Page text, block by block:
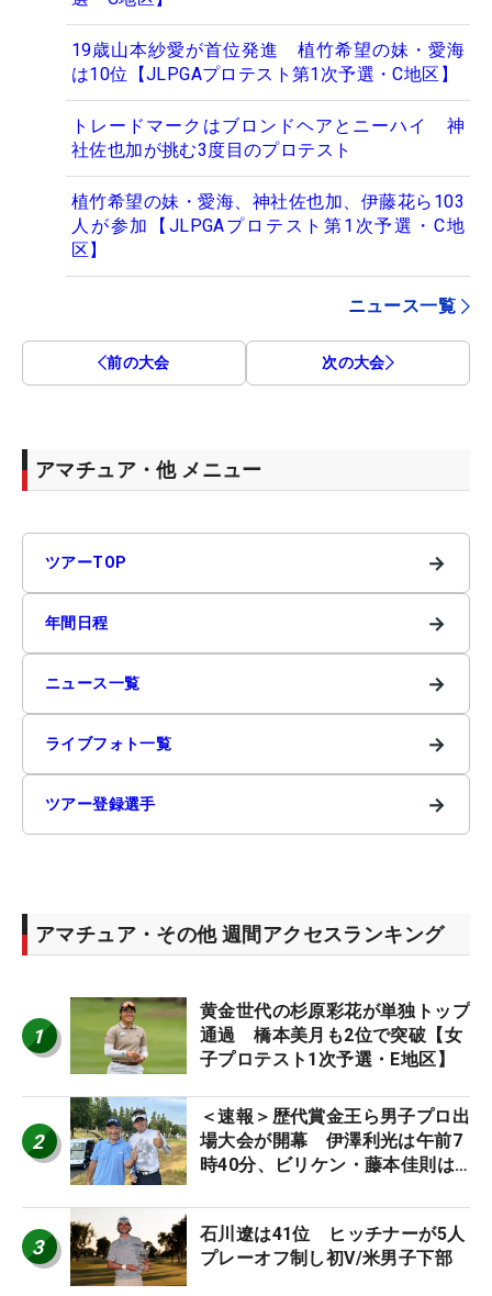
19歳山本紗愛が首位発進 植竹希望の妹・愛海
は10位【JLPGAプロテスト第1次予選・C地区】
トレードマークはブロンドヘアとニーハイ 神
社佐也加が挑む3度目のプロテスト
植竹希望の妹・愛海、神社佐也加、伊藤花ら103
人が参加【JLPGAプロテスト第1次予選・C地
区】
ニュース一覧
前の大会 次の大会
アマチュア・他 メニュー
ツアーTOP →
年間日程 →
ニュース一覧 →
ライブフォト一覧 →
ツアー登録選手 →
アマチュア・その他 週間アクセスランキング
1
黄金世代の杉原彩花が単独トップ
通過 橋本美月も2位で突破【女
子プロテスト1次予選・E地区】
2
＜速報＞歴代賞金王ら男子プロ出
場大会が開幕 伊澤利光は午前7
時40分、ビリケン・藤本佳則は
STAGE JOYX OPEN】
3
石川遼は41位 ヒッチナーが5人
プレーオフ制し初V/米男子下部